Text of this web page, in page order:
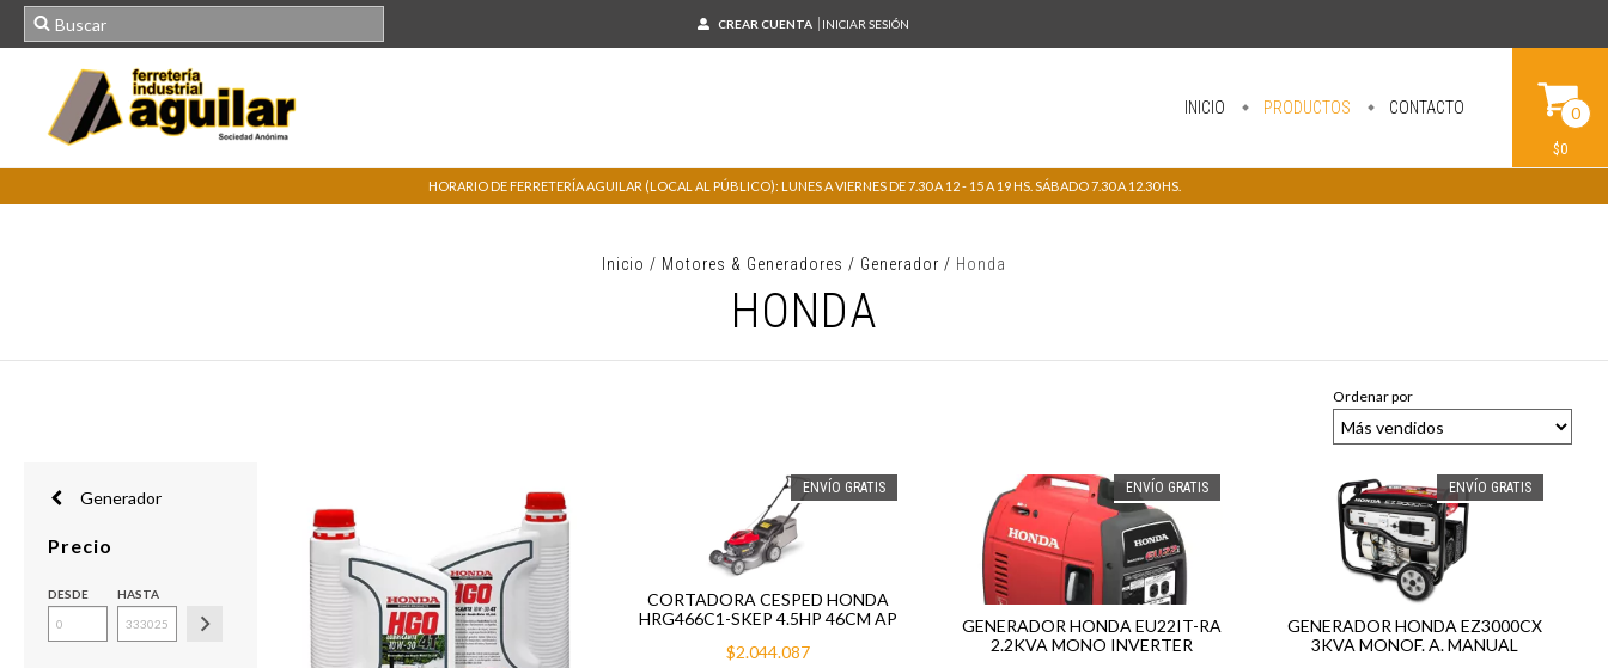
CREAR CUENTA INICIAR SESIÓN
INICIO PRODUCTOS CONTACTO 0
$0
HORARIO DE FERRETERÍA AGUILAR (LOCAL AL PÚBLICO): LUNES A VIERNES DE 7.30 A 12 - 15 A 19 HS. SÁBADO 7.30 A 12.30 HS.
Inicio / Motores & Generadores / Generador / Honda
HONDA
Ordenar por
Generador
Precio
DESDE HASTA
ENVÍO GRATIS
CORTADORA CESPED HONDA
HRG466C1-SKEP 4.5HP 46CM AP
$2.044.087
ENVÍO GRATIS
GENERADOR HONDA EU22IT-RA
2.2KVA MONO INVERTER
ENVÍO GRATIS
GENERADOR HONDA EZ3000CX
3KVA MONOF. A. MANUAL